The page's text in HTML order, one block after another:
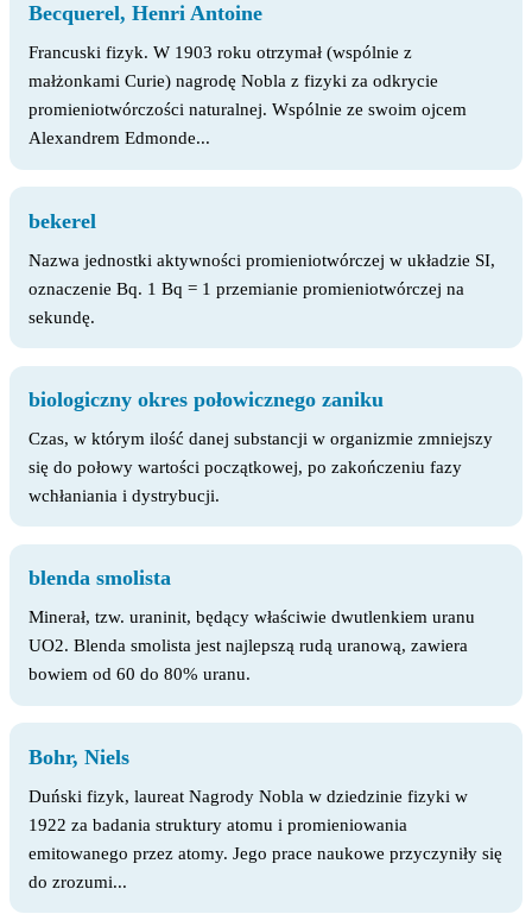
Becquerel, Henri Antoine
Francuski fizyk. W 1903 roku otrzymał (wspólnie z
małżonkami Curie) nagrodę Nobla z fizyki za odkrycie
promieniotwórczości naturalnej. Wspólnie ze swoim ojcem
Alexandrem Edmonde...
bekerel
Nazwa jednostki aktywności promieniotwórczej w układzie SI,
oznaczenie Bq. 1 Bq = 1 przemianie promieniotwórczej na
sekundę.
biologiczny okres połowicznego zaniku
Czas, w którym ilość danej substancji w organizmie zmniejszy
się do połowy wartości początkowej, po zakończeniu fazy
wchłaniania i dystrybucji.
blenda smolista
Minerał, tzw. uraninit, będący właściwie dwutlenkiem uranu
UO2. Blenda smolista jest najlepszą rudą uranową, zawiera
bowiem od 60 do 80% uranu.
Bohr, Niels
Duński fizyk, laureat Nagrody Nobla w dziedzinie fizyki w
1922 za badania struktury atomu i promieniowania
emitowanego przez atomy. Jego prace naukowe przyczyniły się
do zrozumi...